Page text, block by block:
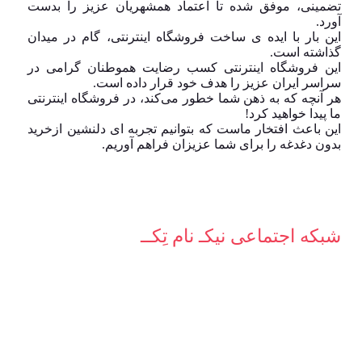
تضمینی، موفق شده تا اعتماد همشهریان عزیز را بدست
آورد.
این بار با ایده ی ساخت فروشگاه اینترنتی، گام در میدان
گذاشته است.
این فروشگاه اینترنتی کسب رضایت هموطنان گرامی در
سراسر ایران عزیز را هدف خود قرار داده است.
هر آنچه که به ذهن شما خطور می‌کند، در فروشگاه اینترنتی
ما پیدا خواهید کرد!
این باعث افتخار ماست که بتوانیم تجربه ای دلنشین ازخرید
بدون دغدغه را برای شما عزیزان فراهم آوریم.
شبکه‌ اجتماعی نیکـ نام تِکــ